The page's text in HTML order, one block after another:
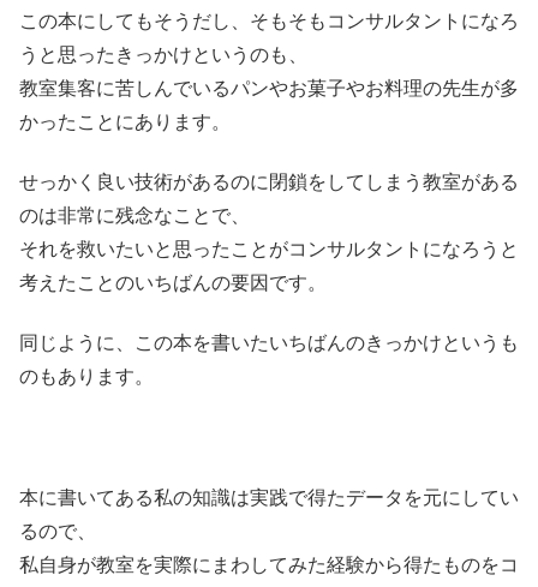
この本にしてもそうだし、そもそもコンサルタントになろ
うと思ったきっかけというのも、
教室集客に苦しんでいるパンやお菓子やお料理の先生が多
かったことにあります。
せっかく良い技術があるのに閉鎖をしてしまう教室がある
のは非常に残念なことで、
それを救いたいと思ったことがコンサルタントになろうと
考えたことのいちばんの要因です。
同じように、この本を書いたいちばんのきっかけというも
のもあります。
本に書いてある私の知識は実践で得たデータを元にしてい
るので、
私自身が教室を実際にまわしてみた経験から得たものをコ